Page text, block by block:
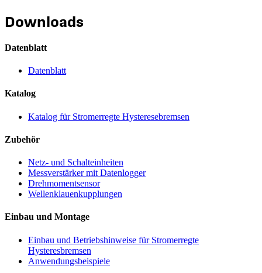
Downloads
Datenblatt
Datenblatt
Katalog
Katalog für Stromerregte Hysteresebremsen
Zubehör
Netz- und Schalteinheiten
Messverstärker mit Datenlogger
Drehmomentsensor
Wellenklauenkupplungen
Einbau und Montage
Einbau und Betriebshinweise für Stromerregte
Hysteresbremsen
Anwendungsbeispiele